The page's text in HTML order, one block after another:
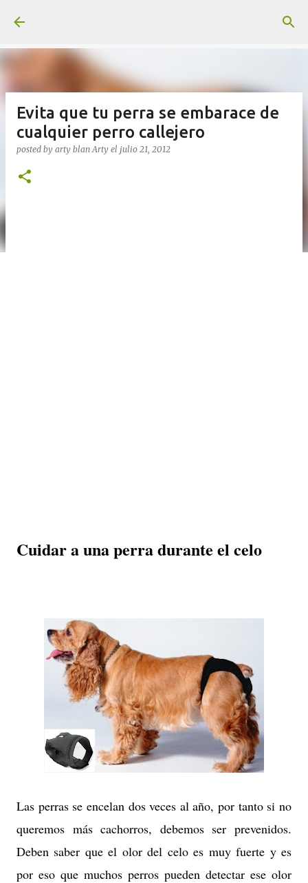
Evita que tu perra se embarace de
cualquier perro callejero
posted by arty blanArty el julio 21, 2012
Cuidar a una perra durante el celo
Las perras se encelan dos veces al año, por tanto si no
queremos más cachorros, debemos ser prevenidos.
Deben saber que el olor del celo es muy fuerte y es
por eso que muchos perros pueden detectar ese olor